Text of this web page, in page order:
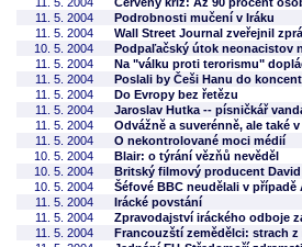
11. 5. 2004
Podrobnosti mučení v Iráku
11. 5. 2004
Wall Street Journal zveřejnil
10. 5. 2004
Podpaľačský útok neonacistov
11. 5. 2004
Na "válku proti terorismu"
11. 5. 2004
Poslali by Češi Hanu do
11. 5. 2004
Do Evropy bez řetězu
11. 5. 2004
Jaroslav Hutka -- písničkář
11. 5. 2004
Odvážně a suverénně, ale také
11. 5. 2004
O nekontrolované moci médií
10. 5. 2004
Blair: o týrání vězňů nevěděl
10. 5. 2004
Britský filmový producent
10. 5. 2004
Šéfové BBC neudělali v
11. 5. 2004
Irácké povstání
11. 5. 2004
Zpravodajství iráckého odboje
11. 5. 2004
Francouzští zemědělci: strach z